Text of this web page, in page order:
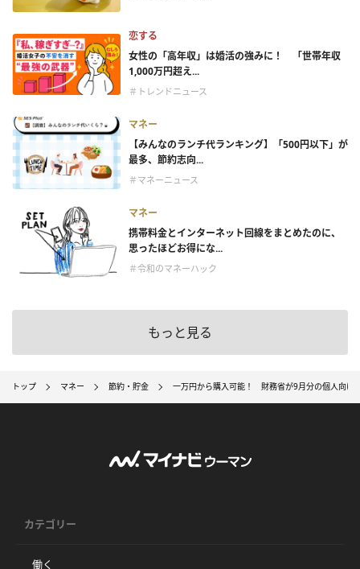
恋する
女性の「高年収」は婚活の強みに！ 「世帯年収
1,000万円超え...
＃トレンドニュース
マネー
【みんなのランチ代ランキング】「500円以下」が
最多、節約志向...
＃マネーニュース
マネー
携帯料金とインターネット回線をまとめたのに、
思ったほどお得にな...
＃令和のマネーハック
もっと見る
トップ マネー 節約・貯金 一万円から購入可能！ 財務省が9月分の個人向け
カテゴリー
働く